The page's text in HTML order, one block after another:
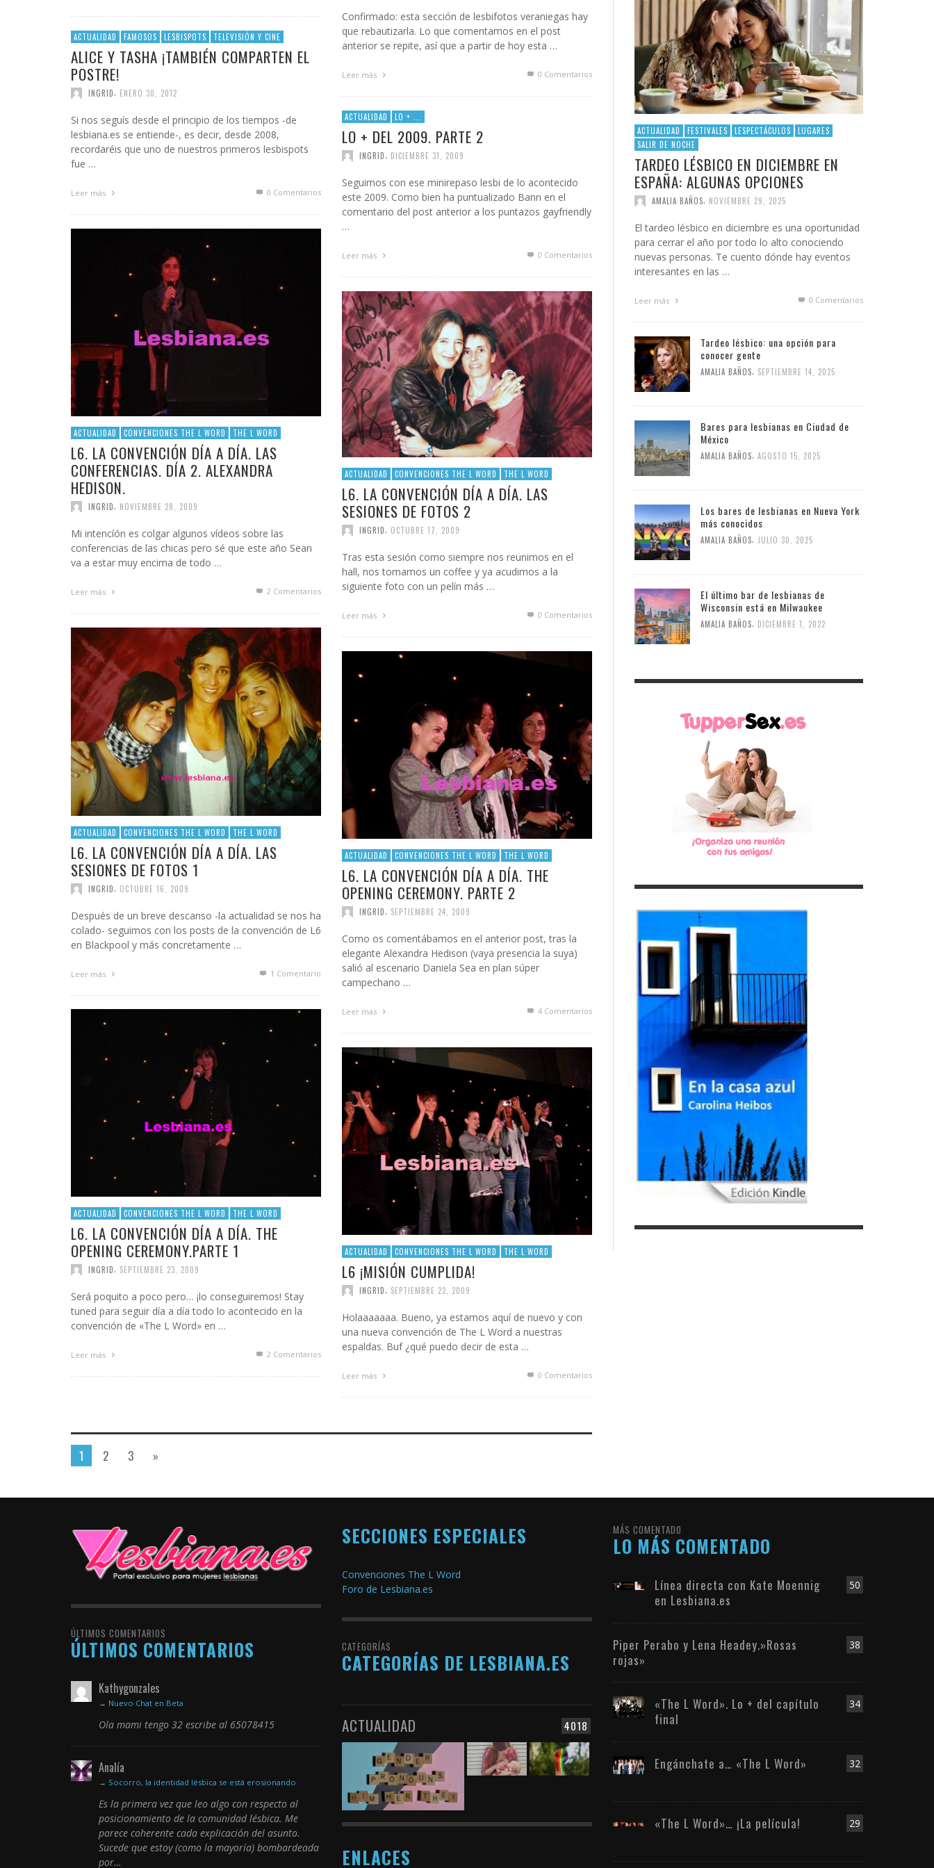
INFIELES
Confirmado: esta sección de lesbifotos veraniegas hay
que rebautizarla. Lo que comentamos en el post
anterior se repite, así que a partir de hoy esta …
Leer más 0 Comentarios
ACTUALIDAD FAMOSOS LESBISPOTS TELEVISIÓN Y CINE
ALICE Y TASHA ¡TAMBIÉN COMPARTEN EL
POSTRE!
INGRID ENERO 30, 2012
Si nos seguís desde el principio de los tiempos -de
lesbiana.es se entiende-, es decir, desde 2008,
recordaréis que uno de nuestros primeros lesbispots
fue …
Leer más 0 Comentarios
ACTUALIDAD LO + ...
LO + DEL 2009. PARTE 2
INGRID DICIEMBRE 31, 2009
Seguimos con ese minirepaso lesbi de lo acontecido
este 2009. Como bien ha puntualizado Bann en el
comentario del post anterior a los puntazos gayfriendly
…
Leer más 0 Comentarios
ACTUALIDAD CONVENCIONES THE L WORD THE L WORD
L6. LA CONVENCIÓN DÍA A DÍA. LAS
CONFERENCIAS. DÍA 2. ALEXANDRA
HEDISON.
INGRID NOVIEMBRE 28, 2009
Mi intencíón es colgar algunos vídeos sobre las
conferencias de las chicas pero sé que este año Sean
va a estar muy encima de todo …
Leer más 2 Comentarios
ACTUALIDAD CONVENCIONES THE L WORD THE L WORD
L6. LA CONVENCIÓN DÍA A DÍA. LAS
SESIONES DE FOTOS 2
INGRID OCTUBRE 17, 2009
Tras esta sesión como siempre nos reunimos en el
hall, nos tomamos un coffee y ya acudimos a la
siguiente foto con un pelín más …
Leer más 0 Comentarios
ACTUALIDAD CONVENCIONES THE L WORD THE L WORD
L6. LA CONVENCIÓN DÍA A DÍA. LAS
SESIONES DE FOTOS 1
INGRID OCTUBRE 16, 2009
Después de un breve descanso -la actualidad se nos ha
colado- seguimos con los posts de la convención de L6
en Blackpool y más concretamente …
Leer más 1 Comentario
ACTUALIDAD CONVENCIONES THE L WORD THE L WORD
L6. LA CONVENCIÓN DÍA A DÍA. THE
OPENING CEREMONY. PARTE 2
INGRID SEPTIEMBRE 24, 2009
Como os comentábamos en el anterior post, tras la
elegante Alexandra Hedison (vaya presencia la suya)
salió al escenario Daniela Sea en plan súper
campechano …
Leer más 4 Comentarios
ACTUALIDAD CONVENCIONES THE L WORD THE L WORD
L6. LA CONVENCIÓN DÍA A DÍA. THE
OPENING CEREMONY.PARTE 1
INGRID SEPTIEMBRE 23, 2009
Será poquito a poco pero… ¡lo conseguiremos! Stay
tuned para seguir día a día todo lo acontecido en la
convención de «The L Word» en …
Leer más 2 Comentarios
ACTUALIDAD CONVENCIONES THE L WORD THE L WORD
L6 ¡MISIÓN CUMPLIDA!
INGRID SEPTIEMBRE 22, 2009
Holaaaaaaa. Bueno, ya estamos aquí de nuevo y con
una nueva convención de The L Word a nuestras
espaldas. Buf ¿qué puedo decir de esta …
Leer más 0 Comentarios
1 2 3 »
ACTUALIDAD FESTIVALES LESPECTÁCULOS
LUGARES
SALIR DE NOCHE
TARDEO LÉSBICO EN DICIEMBRE EN
ESPAÑA: ALGUNAS OPCIONES
AMALIA BAÑOS, NOVIEMBRE 29, 2025
El tardeo lésbico en diciembre es una oportunidad
para cerrar el año por todo lo alto conociendo
nuevas personas. Te cuento dónde hay eventos
interesantes en las …
Leer más 0 Comentarios
Tardeo lésbico: una opción para
conocer gente
AMALIA BAÑOS SEPTIEMBRE 14, 2025
Bares para lesbianas en Ciudad de
México
AMALIA BAÑOS AGOSTO 15, 2025
Los bares de lesbianas en Nueva York
más conocidos
AMALIA BAÑOS JULIO 30, 2025
El último bar de lesbianas de
Wisconsin está en Milwaukee
AMALIA BAÑOS DICIEMBRE 1, 2022
ÚLTIMOS COMENTARIOS
ÚLTIMOS COMENTARIOS
Kathygonzales
→ Nuevo Chat en Beta
Ola mami tengo 32 escribe al 65078415
Analía
→ Socorro, la identidad lésbica se está erosionando
Es la primera vez que leo algo con respecto al
posicionamiento de la comunidad lésbica. Me
parece coherente cada explicación del asunto.
Sucede que estoy (como la mayoría) bombardeada
por…
SECCIONES ESPECIALES
Convenciones The L Word
Foro de Lesbiana.es
CATEGORÍAS
CATEGORÍAS DE LESBIANA.ES
4018
ACTUALIDAD
ENLACES
MÁS COMENTADO
LO MÁS COMENTADO
50
Línea directa con Kate Moennig
en Lesbiana.es
38
Piper Perabo y Lena Headey.»Rosas
rojas»
34
«The L Word». Lo + del capítulo
final
32
Engánchate a… «The L Word»
29
«The L Word»… ¡La película!